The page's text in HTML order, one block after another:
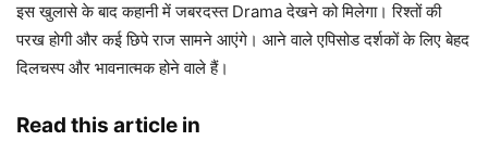
इस खुलासे के बाद कहानी में जबरदस्त Drama देखने को मिलेगा। रिश्तों की
परख होगी और कई छिपे राज सामने आएंगे। आने वाले एपिसोड दर्शकों के लिए बेहद
दिलचस्प और भावनात्मक होने वाले हैं।
Read this article in